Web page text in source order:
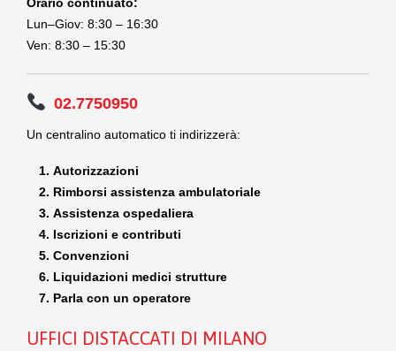
Lun–Giov: 8:30 – 16:30
Ven: 8:30 – 15:30
02.7750950
Un centralino automatico ti indirizzerà:
Autorizzazioni
Rimborsi assistenza ambulatoriale
Assistenza ospedaliera
Iscrizioni e contributi
Convenzioni
Liquidazioni medici strutture
Parla con un operatore
UFFICI DISTACCATI DI MILANO